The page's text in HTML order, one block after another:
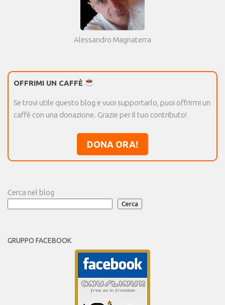
Alessandro Magnaterra
OFFRIMI UN CAFFÈ
Se trovi utile questo blog e vuoi supportarlo, puoi offrirmi un
caffè con una donazione. Grazie per il tuo contributo!
DONA ORA!
Cerca nel blog
Cerca
GRUPPO FACEBOOK